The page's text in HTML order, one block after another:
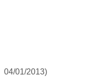
04/01/2013)